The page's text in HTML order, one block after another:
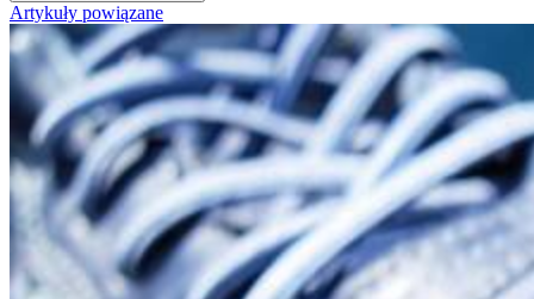
Artykuły powiązane